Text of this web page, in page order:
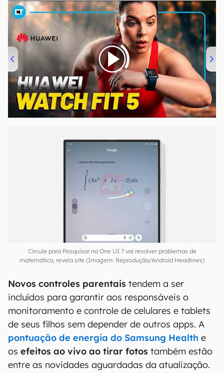
00:00/04:51
Circule para Pesquisar na One UI 7 vai resolver problemas de
matemática, revela site (Imagem: Reprodução/Android Headlines)
Novos controles parentais tendem a ser
incluídos para garantir aos responsáveis o
monitoramento e controle de celulares e tablets
de seus filhos sem depender de outros apps. A
pontuação de energia do Samsung Health e
os efeitos ao vivo ao tirar fotos também estão
entre as novidades aguardadas da atualização.